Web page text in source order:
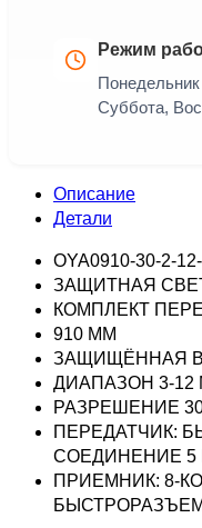
Режим
Суббота,
Описание
Детали
OYA0910-30-2-
ЗАЩИТНАЯ
КОМПЛЕКТ
910 ММ
ЗАЩИЩЁННАЯ
ДИАПАЗОН 3-12
РАЗРЕШЕНИЕ
ПЕРЕДАТЧИК:
СОЕДИНЕНИЕ 5
ПРИЕМНИК: 8-